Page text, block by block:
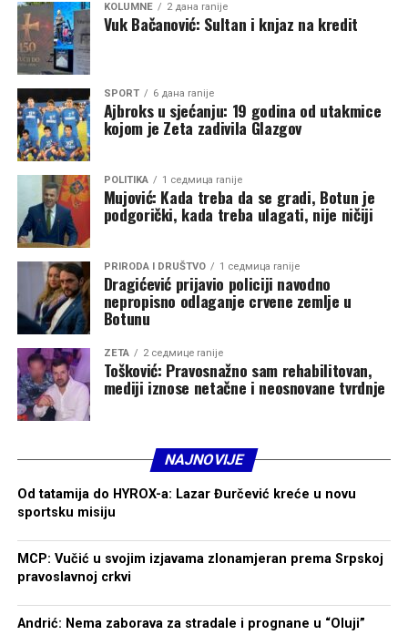
KOLUMNE 2 дана ranije
Vuk Bačanović: Sultan i knjaz na kredit
SPORT 6 дана ranije
Ajbroks u sjećanju: 19 godina od utakmice
kojom je Zeta zadivila Glazgov
POLITIKA 1 седмица ranije
Mujović: Kada treba da se gradi, Botun je
podgorički, kada treba ulagati, nije ničiji
PRIRODA I DRUŠTVO 1 седмица ranije
Dragićević prijavio policiji navodno
nepropisno odlaganje crvene zemlje u
Botunu
ZETA 2 седмице ranije
Tošković: Pravosnažno sam rehabilitovan,
mediji iznose netačne i neosnovane tvrdnje
NAJNOVIJE
Od tatamija do HYROX-a: Lazar Đurčević kreće u novu
sportsku misiju
MCP: Vučić u svojim izjavama zlonamjeran prema Srpskoj
pravoslavnoj crkvi
Andrić: Nema zaborava za stradale i prognane u “Oluji”